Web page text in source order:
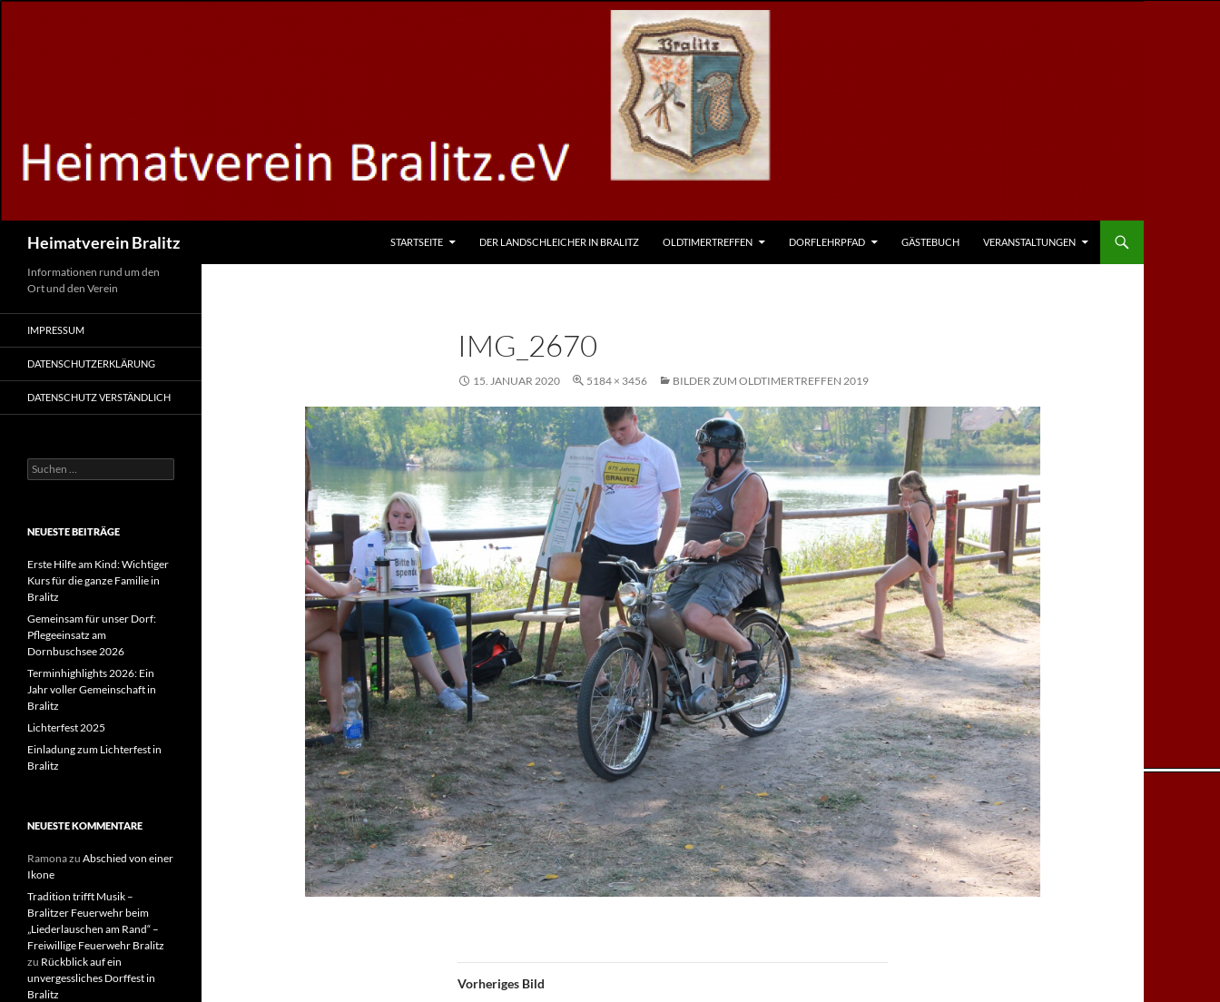
Heimatverein Bralitz STARTSEITE DER LANDSCHLEICHER IN BRALITZ OLDTIMERTREFFEN DORFLEHRPFAD GÄSTEBUCH VERANSTALTUNGEN
IMG_2670
15. JANUAR 2020 5184 × 3456 BILDER ZUM OLDTIMERTREFFEN 2019
Vorheriges Bild
Informationen rund um den
Ort und den Verein
IMPRESSUM
DATENSCHUTZERKLÄRUNG
DATENSCHUTZ VERSTÄNDLICH
Suchen
nach:
NEUESTE BEITRÄGE
Erste Hilfe am Kind: Wichtiger
Kurs für die ganze Familie in
Bralitz
Gemeinsam für unser Dorf:
Pflegeeinsatz am
Dornbuschsee 2026
Terminhighlights 2026: Ein
Jahr voller Gemeinschaft in
Bralitz
Lichterfest 2025
Einladung zum Lichterfest in
Bralitz
NEUESTE KOMMENTARE
Ramonazu Abschied von einer
Ikone
Tradition trifft Musik –
Bralitzer Feuerwehr beim
„Liederlauschen am Rand“ –
Freiwillige Feuerwehr Bralitz
zu Rückblick auf ein
unvergessliches Dorffest in
Bralitz